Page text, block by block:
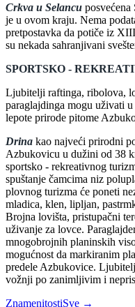
Crkva u Selancu posvećena
je u ovom kraju. Nema
pretpostavka da potiče iz
su nekada sahranjivani
SPORTSKO -
Ljubitelji raftinga, ribolova,
paraglajdinga mogu uživati
lepote prirode pitome
Drina kao najveći prirodni
Azbukovicu u dužini od 38
sportsko - rekreativnog
spuštanje čamcima niz
plovnog turizma će poneti
mladica, klen, lipljan,
Brojna lovišta, pristupačni
uživanje za lovce.
mnogobrojnih planinskih
mogućnost da markiranim
predele Azbukovice.
vožnji po zanimljivim i
ZnamenitostiSve →